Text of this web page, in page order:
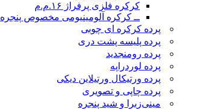
کرکره فلزی پرفراژ ۱۶.م.م
ــ کرکره آلومینیومی مخصوص پنجره
پرده کرکره ای چوبی
پرده پلیسه پشت دری
پرده رومنجدید
پرده لوردراپه
پرده ورتیکال ورتیلاین دیکی
پرده چاپی و تصویری
مینی‌زبرا و شید پنجره